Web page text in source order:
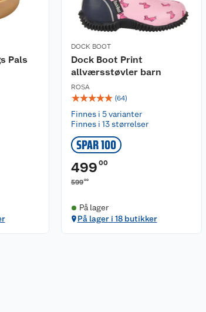
Pals
DOCK BOOT
Dock Boot Print
allværsstøvler barn
ROSA
☆☆☆☆☆ (64)
Finnes i 5 varianter
Finnes i 13 størrelser
SPAR 100
499 00
59900
På lager
På lager i 18 butikker